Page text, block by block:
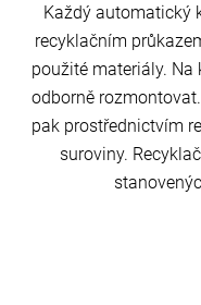
Každý automatický
recyklačním
použité materiály.
odborně
pak prostřednictvím
suroviny.